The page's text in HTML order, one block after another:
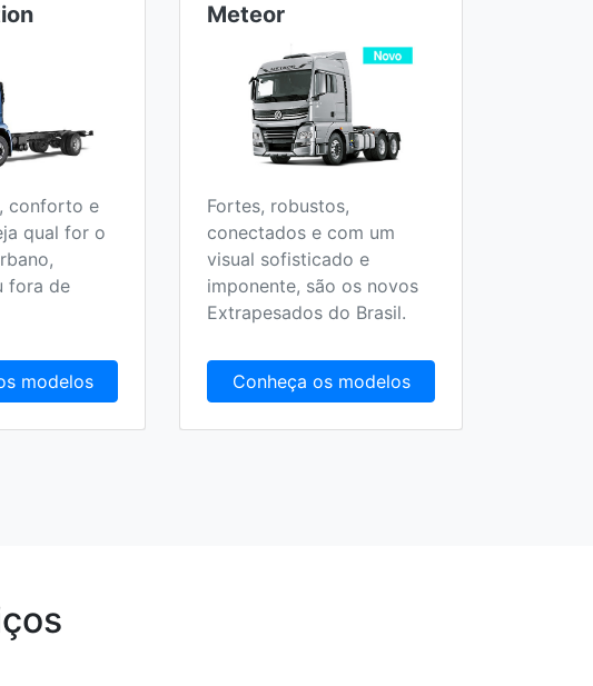
conforto e
qual for o
fora de
modelos
Meteor
Fortes, robustos,
conectados e com um
visual sofisticado e
imponente, são os novos
Extrapesados do Brasil.
Conheça os modelos